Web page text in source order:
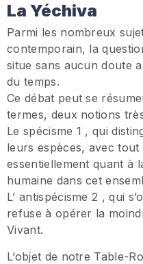
La Yéchiva
Parmi les nombreux
contemporain, la
situe sans aucun doute
du temps.
Ce débat peut se
termes, deux notions
Le spécisme 1 , qui
leurs espèces, avec
essentiellement quant à
humaine dans cet
L’ antispécisme 2 , qui
refuse à opérer la
Vivant.
L’objet de notre Table-